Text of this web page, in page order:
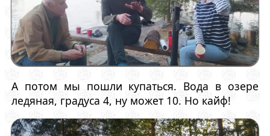
А потом мы пошли купаться. Вода в озере
ледяная, градуса 4, ну может 10. Но кайф!